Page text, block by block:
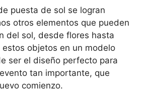
puesta de sol se logran
otros elementos que pueden
del sol, desde flores hasta
estos objetos en un modelo
ser el diseño perfecto para
tan importante, que
comienzo.